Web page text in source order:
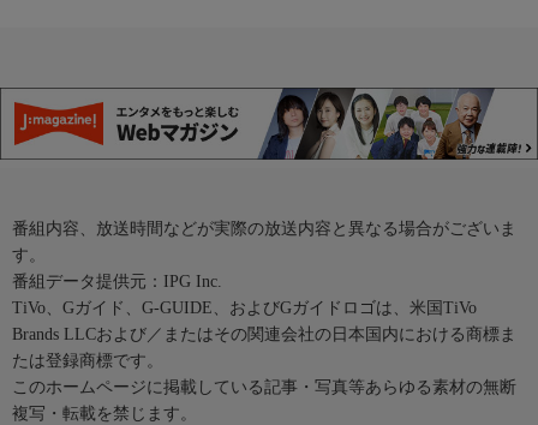
番組内容、放送時間などが実際の放送内容と異なる場合がございま
す。
番組データ提供元：IPG Inc.
TiVo、Gガイド、G-GUIDE、およびGガイドロゴは、米国TiVo
Brands LLCおよび／またはその関連会社の日本国内における商標ま
たは登録商標です。
このホームページに掲載している記事・写真等あらゆる素材の無断
複写・転載を禁じます。